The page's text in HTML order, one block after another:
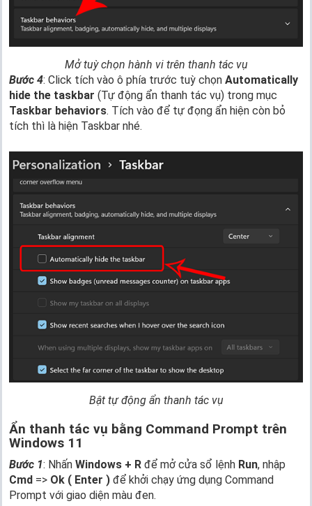
Mở tuỳ chọn hành vi trên thanh tác vụ
Bước 4: Click tích vào ô phía trước tuỳ chọn Automatically
hide the taskbar (Tự động ẩn thanh tác vụ) trong mục
Taskbar behaviors. Tích vào để tự đọng ẩn hiện còn bỏ
tích thì là hiện Taskbar nhé.
Bật tự động ẩn thanh tác vụ
Ẩn thanh tác vụ bằng Command Prompt trên
Windows 11
Bước 1: Nhấn Windows + R để mở cửa sổ lệnh Run, nhập
Cmd => Ok ( Enter ) để khởi chạy ứng dụng Command
Prompt với giao diện màu đen.